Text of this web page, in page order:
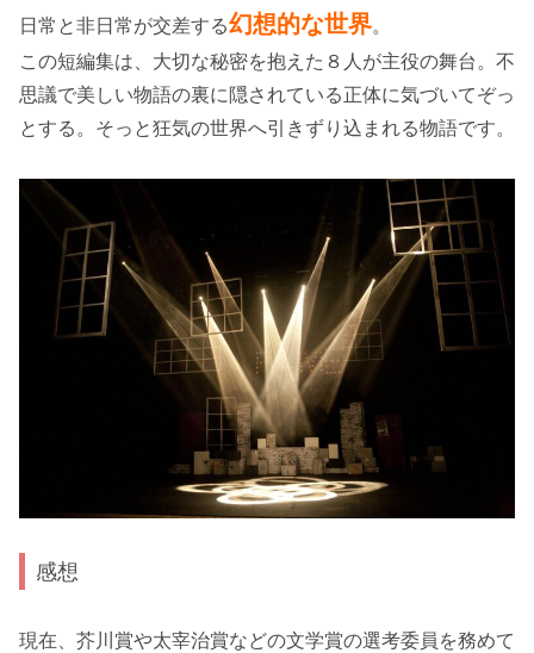
日常と非日常が交差する幻想的な世界。
この短編集は、大切な秘密を抱えた８人が主役の舞台。不
思議で美しい物語の裏に隠されている正体に気づいてぞっ
とする。そっと狂気の世界へ引きずり込まれる物語です。
感想
現在、芥川賞や太宰治賞などの文学賞の選考委員を務めて